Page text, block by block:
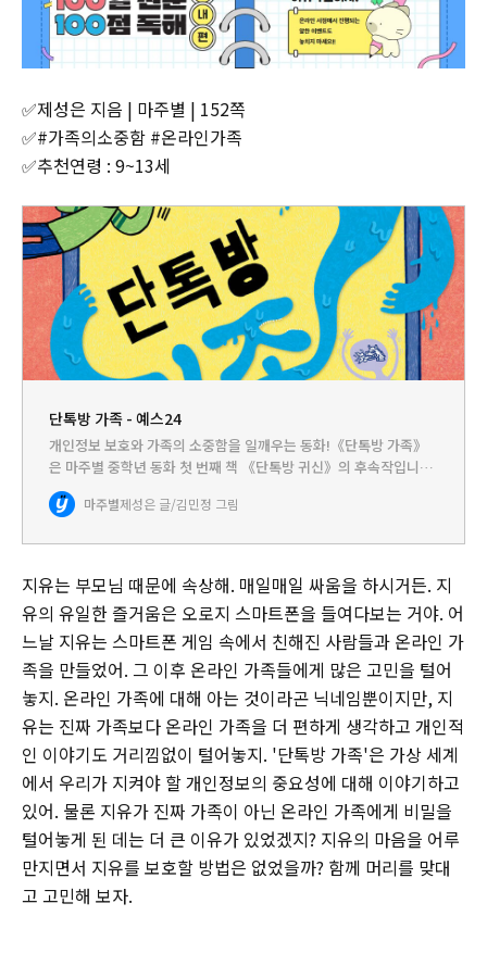
✅제성은 지음 | 마주별 | 152쪽
✅#가족의소중함 #온라인가족
✅추천연령 : 9~13세
단톡방 가족 - 예스24
개인정보 보호와 가족의 소중함을 일깨우는 동화!《단톡방 가족》
은 마주별 중학년 동화 첫 번째 책 《단톡방 귀신》의 후속작입니다.
가상의 공간인 단톡방을 배경으로 개인정보 보호의 중요성을 일깨웁
니다. 개인정보가 유출되었을 때 어떤 일이 벌어지는지 생생하게 그
마주별제성은 글/김민정 그림
지유는 부모님 때문에 속상해. 매일매일 싸움을 하시거든. 지
유의 유일한 즐거움은 오로지 스마트폰을 들여다보는 거야. 어
느날 지유는 스마트폰 게임 속에서 친해진 사람들과 온라인 가
족을 만들었어. 그 이후 온라인 가족들에게 많은 고민을 털어
놓지. 온라인 가족에 대해 아는 것이라곤 닉네임뿐이지만, 지
유는 진짜 가족보다 온라인 가족을 더 편하게 생각하고 개인적
인 이야기도 거리낌없이 털어놓지. '단톡방 가족'은 가상 세계
에서 우리가 지켜야 할 개인정보의 중요성에 대해 이야기하고
있어. 물론 지유가 진짜 가족이 아닌 온라인 가족에게 비밀을
털어놓게 된 데는 더 큰 이유가 있었겠지? 지유의 마음을 어루
만지면서 지유를 보호할 방법은 없었을까? 함께 머리를 맞대
고 고민해 보자.